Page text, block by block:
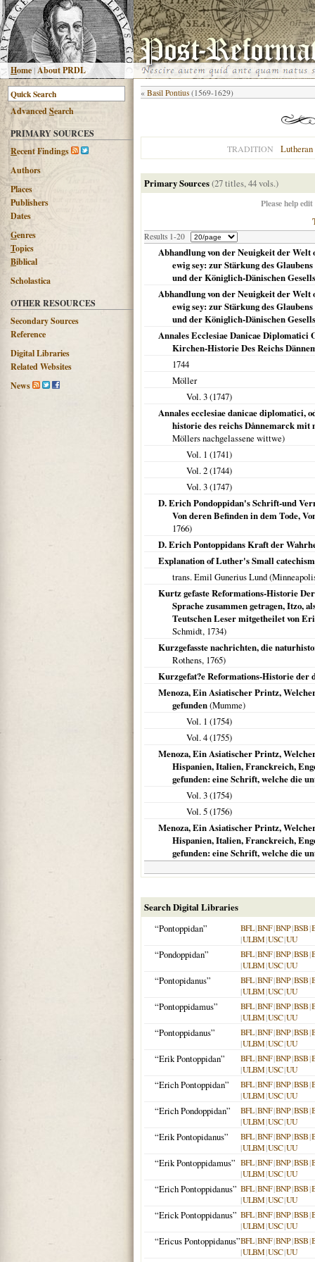
Home |About PRDL
AdvancedSearch
PRIMARY SOURCES
Recent Findings
Authors
Places
Publishers
Dates
Genres
Topics
Biblical
Scholastica
OTHER RESOURCES
Secondary Sources
Reference
Digital Libraries
Related Websites
News
« Basil Pontius (1569-1629)
TRADITION Lutheran
Primary Sources(27 titles, 44 vols.)
Please help
Results 1-20
Abhandlung von der Neuigkeit der
ewig sey: zur Stärkung des
und der Königlich-Dänischen
Abhandlung von der Neuigkeit der
ewig sey: zur Stärkung des
und der Königlich-Dänischen
Annales Ecclesiae Danicae Diplomatici
Kirchen-Historie Des Reichs
1744
Möller
Vol. 3 (1747)
Annales ecclesiae danicae diplomatici,
historie des reichs Dånnemarck mit
Möllers nachgelassene wittwe)
Vol. 1 (1741)
Vol. 2 (1744)
Vol. 3 (1747)
D. Erich Pondoppidan's Schrift-und
Von deren Befinden in dem Tode,
1766)
D. Erich Pontoppidans Kraft der
Explanation of Luther's Small catechism
trans. Emil Gunerius Lund (
Kurtz gefaste Reformations-Historie
Sprache zusammen getragen, Itzo,
Teutschen Leser mitgetheilet von
Schmidt, 1734)
Kurzgefasste nachrichten, die
Rothens, 1765)
Kurzgefat?e Reformations-Historie der
Menoza, Ein Asiatischer Printz,
gefunden(Mumme)
Vol. 1 (1754)
Vol. 4 (1755)
Menoza, Ein Asiatischer Printz,
Hispanien, Italien, Franckreich,
gefunden: eine Schrift, welche die
Vol. 3 (1754)
Vol. 5 (1756)
Menoza, Ein Asiatischer Printz,
Hispanien, Italien, Franckreich,
gefunden: eine Schrift, welche die
Search Digital Libraries
“Pontoppidan”
BFL|BNF|BNP|BSB|
|ULBM|USC|UU
“Pondoppidan” BFL|BNF|BNP|BSB|
|ULBM|USC|UU
“Pontopidanus” BFL|BNF|BNP|BSB|
|ULBM|USC|UU
“Pontoppidamus” BFL|BNF|BNP|BSB|
|ULBM|USC|UU
“Pontoppidanus” BFL|BNF|BNP|BSB|
|ULBM|USC|UU
“Erik Pontoppidan” BFL|BNF|BNP|BSB|
|ULBM|USC|UU
“Erich Pontoppidan” BFL|BNF|BNP|BSB|
|ULBM|USC|UU
“Erich Pondoppidan” BFL|BNF|BNP|BSB|
|ULBM|USC|UU
“Erik Pontopidanus” BFL|BNF|BNP|BSB|
|ULBM|USC|UU
“Erik Pontoppidamus” BFL|BNF|BNP|BSB|
|ULBM|USC|UU
“Erich Pontoppidanus” BFL|BNF|BNP|BSB|
|ULBM|USC|UU
“Erick Pontoppidanus” BFL|BNF|BNP|BSB|
|ULBM|USC|UU
“Ericus Pontoppidanus”BFL|BNF|BNP|BSB|
|ULBM|USC|UU